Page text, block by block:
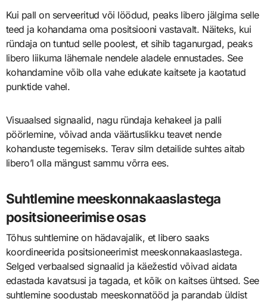
Kui pall on serveeritud või löödud, peaks libero jälgima selle
teed ja kohandama oma positsiooni vastavalt. Näiteks, kui
ründaja on tuntud selle poolest, et sihib taganurgad, peaks
libero liikuma lähemale nendele aladele ennustades. See
kohandamine võib olla vahe edukate kaitsete ja kaotatud
punktide vahel.
Visuaalsed signaalid, nagu ründaja kehakeel ja palli
pöörlemine, võivad anda väärtuslikku teavet nende
kohanduste tegemiseks. Terav silm detailide suhtes aitab
libero’l olla mängust sammu võrra ees.
Suhtlemine meeskonnakaaslastega
positsioneerimise osas
Tõhus suhtlemine on hädavajalik, et libero saaks
koordineerida positsioneerimist meeskonnakaaslastega.
Selged verbaalsed signaalid ja käežestid võivad aidata
edastada kavatsusi ja tagada, et kõik on kaitses ühtsed. See
suhtlemine soodustab meeskonnatööd ja parandab üldist